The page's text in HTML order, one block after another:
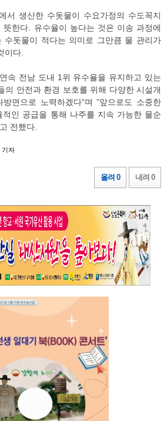
서 생산한 수돗물이 수요가정의 수도꼭지
한다. 유수율이 높다는 것은 이송 과정에
수돗물이 적다는 의미로 그만큼 물 관리가
이다.
속 전남 도내 1위 유수율을 유지하고 있는
의 안전과 환경 보호를 위해 다양한 시설개
면으로 노력하겠다“며 ”앞으로도 소중한
인 공급을 통해 나주를 지속 가능한 물순
전했다.
기자
올려 0 내려 0